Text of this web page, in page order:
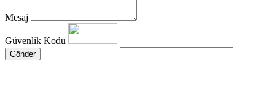
Mesaj
Güvenlik Kodu
Gönder